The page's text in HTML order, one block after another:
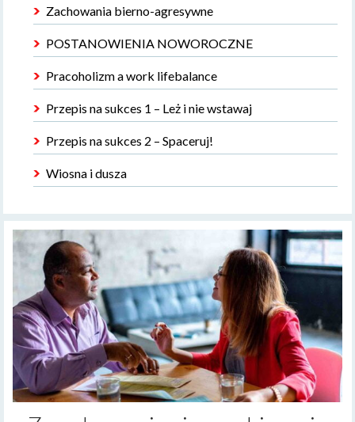
Zachowania bierno-agresywne
POSTANOWIENIA NOWOROCZNE
Pracoholizm a work lifebalance
Przepis na sukces 1 – Leż i nie wstawaj
Przepis na sukces 2 – Spaceruj!
Wiosna i dusza